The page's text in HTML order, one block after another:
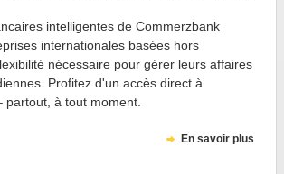
intelligentes de Commerzbank
internationales basées hors
nécessaire pour gérer leurs affaires
Profitez d'un accès direct à
partout, à tout moment.
En savoir plus